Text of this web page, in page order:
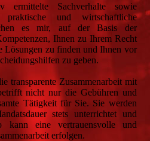
ermittelte Sachverhalte sowie
und wirtschaftliche
es mir, auf der Basis der
Ihnen zu Ihrem Recht
Lösungen zu finden und Ihnen vor
zu geben.
transparente Zusammenarbeit mit
nicht nur die Gebühren und
Tätigkeit für Sie. Sie werden
stets unterrichtet und
kann eine vertrauensvolle und
erfolgen.